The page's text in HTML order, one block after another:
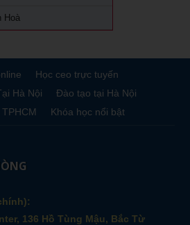
Hoà
Học ceo trực tuyến
Hà Nội
Đào tạo tại Hà Nội
Khóa học nổi bật
136 Hồ Tùng Mậu, Bắc Từ